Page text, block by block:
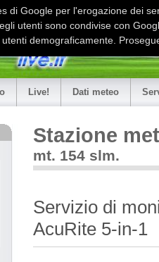
Live! Dati meteo
Stazione
mt. 154 slm.
Servizio di
AcuRite 5-in-1
di Google per l'erogazione dei
utenti sono condivise con
demograficamente.